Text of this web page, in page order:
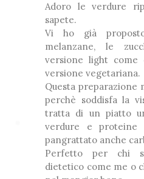
Adoro le verdure
sapete.
Vi ho già
melanzane, le
versione light
versione vegetariana.
Questa preparazione
perchè soddisfa la
tratta di un piatto
verdure e proteine
pangrattato anche
Perfetto per chi
dietetico come me o
*